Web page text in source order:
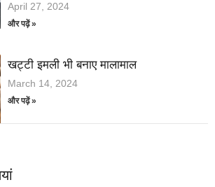
April 27, 2024
और पढ़ें »
खट्टी इमली भी बनाए मालामाल
March 14, 2024
और पढ़ें »